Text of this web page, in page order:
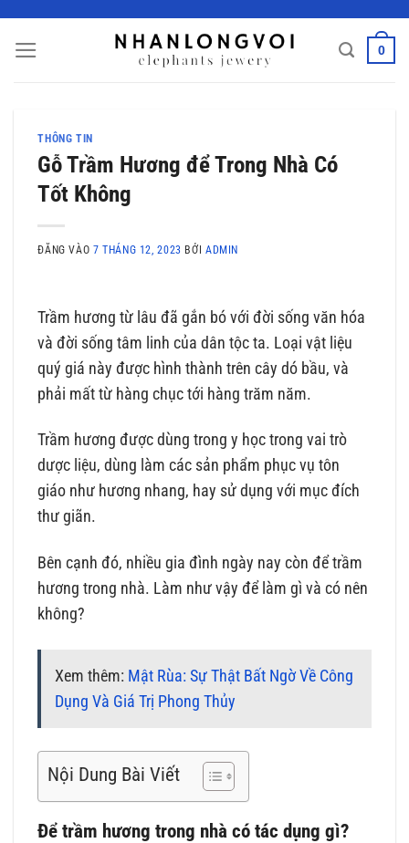
nội
0
THÔNG TIN
Gỗ Trầm Hương để Trong Nhà Có
Tốt Không
ĐĂNG VÀO 7 THÁNG 12, 2023 BỞI ADMIN
Trầm hương từ lâu đã gắn bó với đời sống văn hóa
và đời sống tâm linh của dân tộc ta. Loại vật liệu
quý giá này được hình thành trên cây dó bầu, và
phải mất từ hàng chục tới hàng trăm năm.
Trầm hương được dùng trong y học trong vai trò
dược liệu, dùng làm các sản phẩm phục vụ tôn
giáo như hương nhang, hay sử dụng với mục đích
thư giãn.
Bên cạnh đó, nhiều gia đình ngày nay còn để trầm
hương trong nhà. Làm như vậy để làm gì và có nên
không?
Xem thêm: Mật Rùa: Sự Thật Bất Ngờ Về Công
Dụng Và Giá Trị Phong Thủy
Nội Dung Bài Viết
Để trầm hương trong nhà có tác dụng gì?